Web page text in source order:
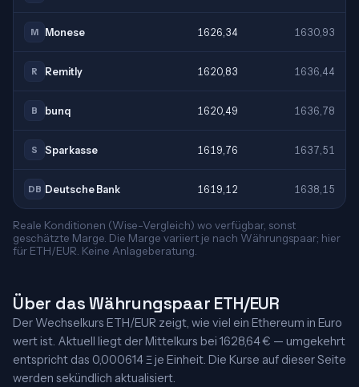
M Monese 1626,34 1630,93
R Remitly 1620,83 1636,44
B bunq 1620,49 1636,78
S Sparkasse 1619,76 1637,51
DB Deutsche Bank 1619,12 1638,15
Reale Konditionen (Wise-Vergleich) wo verfügbar, sonst
geschätzte Marge. Die Marge variiert je nach Währungspaar; hier
für ETH/EUR. Keine Anlageberatung.
Über das Währungspaar ETH/EUR
Der Wechselkurs ETH/EUR zeigt, wie viel ein Ethereum in Euro
wert ist. Aktuell liegt der Mittelkurs bei 1628,64 € — umgekehrt
entspricht das 0,000614 Ξ je Einheit. Die Kurse auf dieser Seite
werden sekündlich aktualisiert.